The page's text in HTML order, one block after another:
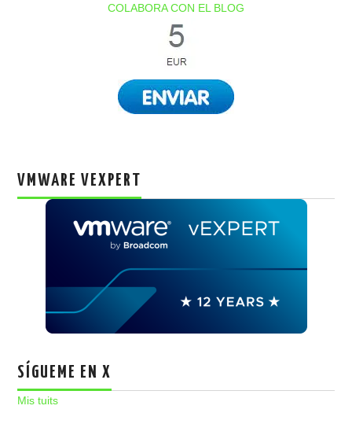
COLABORA CON EL BLOG
VMWARE VEXPERT
SÍGUEME EN X
Mis tuits